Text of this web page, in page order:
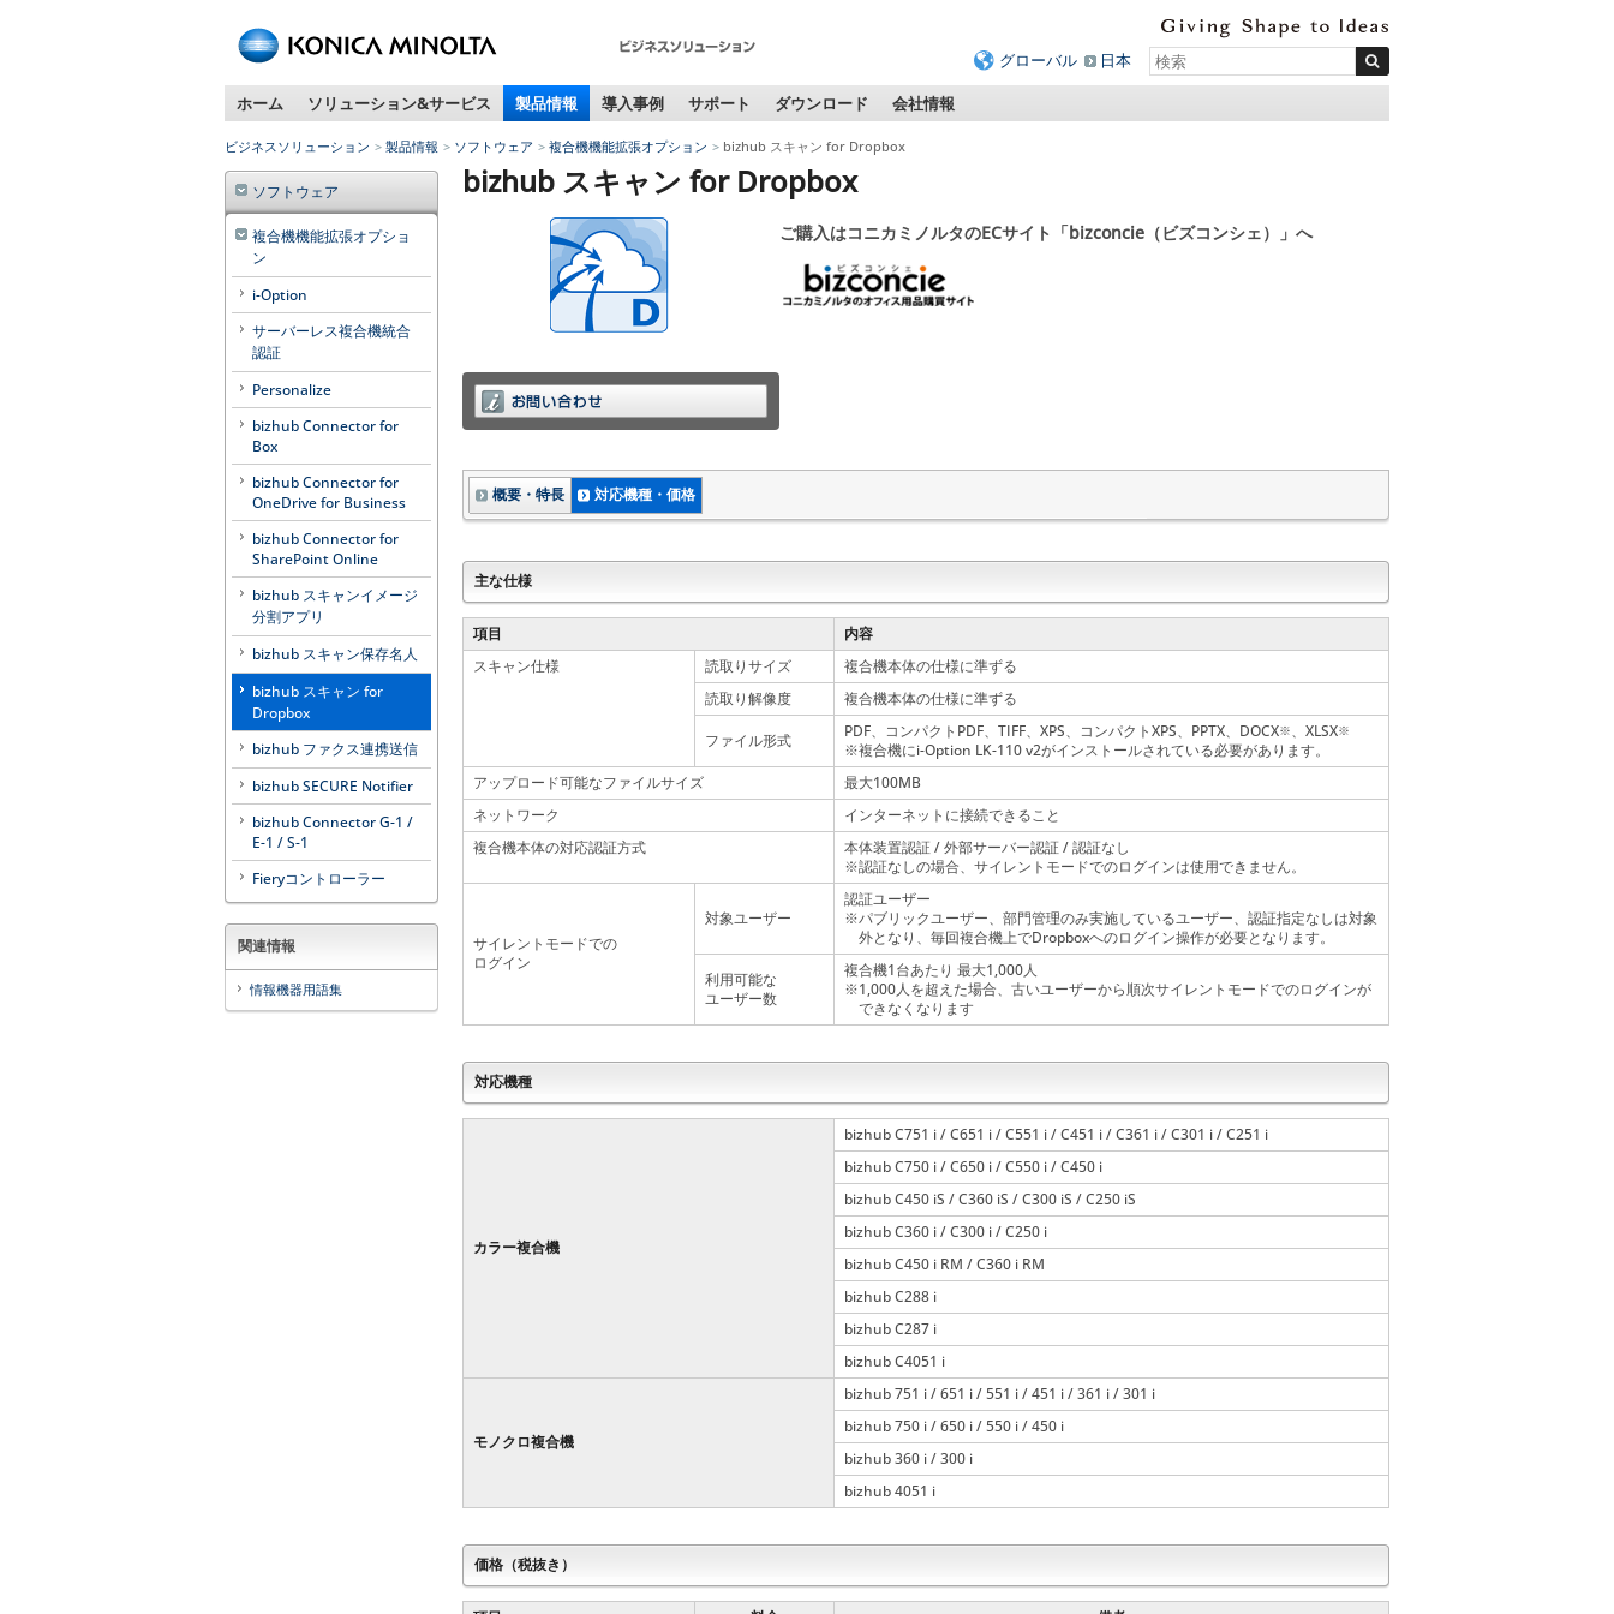
グローバル
日本
ホーム
ソリューション&サービス 製品情報 導入事例 サポート ダウンロード 会社情報
ビジネスソリューション 製品情報 ソフトウェア 複合機機能拡張オプション bizhub スキャン for Dropbox
bizhub スキャン for Dropbox
ご購入はコニカミノルタのECサイト「bizconcie（ビズコンシェ）」へ
概要・特長 対応機種・価格
主な仕様
項目
内容
スキャン仕様
読取りサイズ
複合機本体の仕様に準ずる
読取り解像度
複合機本体の仕様に準ずる
ファイル形式 PDF、コンパクトPDF、TIFF、XPS、コンパクトXPS、PPTX、DOCX※、XLSX※
※複合機にi-Option LK-110 v2がインストールされている必要があります。
アップロード可能なファイルサイズ
最大100MB
ネットワーク
インターネットに接続できること
複合機本体の対応認証方式
本体装置認証 / 外部サーバー認証 / 認証なし
※認証なしの場合、サイレントモードでのログインは使用できません。
サイレントモードでの
ログイン
対象ユーザー
認証ユーザー
※パブリックユーザー、部門管理のみ実施しているユーザー、認証指定なしは対象
外となり、毎回複合機上でDropboxへのログイン操作が必要となります。
利用可能な
ユーザー数
複合機1台あたり 最大1,000人
※1,000人を超えた場合、古いユーザーから順次サイレントモードでのログインが
できなくなります
対応機種
カラー複合機
bizhub C751 i / C651 i / C551 i / C451 i / C361 i / C301 i / C251 i
bizhub C750 i / C650 i / C550 i / C450 i
bizhub C450 iS / C360 iS / C300 iS / C250 iS
bizhub C360 i / C300 i / C250 i
bizhub C450 i RM / C360 i RM
bizhub C288 i
bizhub C287 i
bizhub C4051 i
モノクロ複合機
bizhub 751 i / 651 i / 551 i / 451 i / 361 i / 301 i
bizhub 750 i / 650 i / 550 i / 450 i
bizhub 360 i / 300 i
bizhub 4051 i
価格（税抜き）
ソフトウェア
複合機機能拡張オプショ
ン
i-Option
サーバーレス複合機統合
認証
Personalize
bizhub Connector for
Box
bizhub Connector for
OneDrive for Business
bizhub Connector for
SharePoint Online
bizhub スキャンイメージ
分割アプリ
bizhub スキャン保存名人
bizhub スキャン for
Dropbox
bizhub ファクス連携送信
bizhub SECURE Notifier
bizhub Connector G-1 /
E-1 / S-1
Fieryコントローラー
関連情報
情報機器用語集